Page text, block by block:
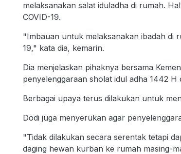
melaksanakan salat iduladha di rumah.
COVID-19.
"Imbauan untuk melaksanakan ibadah di
19," kata dia, kemarin.
Dia menjelaskan pihaknya bersama
penyelenggaraan sholat idul adha 1442 H
Berbagai upaya terus dilakukan untuk
Dodi juga menyerukan agar
"Tidak dilakukan secara serentak tetapi
daging hewan kurban ke rumah masing-